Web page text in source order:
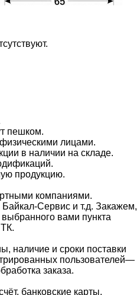
пешком.
лицами.
в наличии на складе.
продукцию.
компаниями.
Сервис и т.д. Закажем,
вами пункта
наличие и сроки поставки
пользователей—
заказа.
банковские карты,